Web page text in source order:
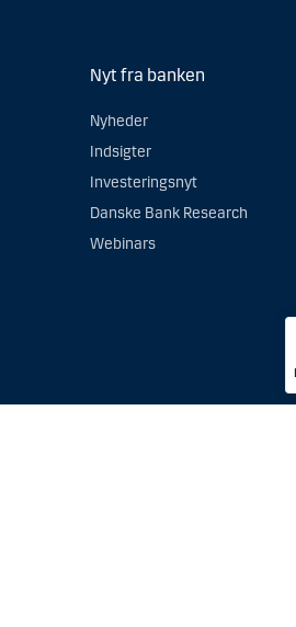
Nyt fra banken
Nyheder
Indsigter
Investeringsnyt
Danske Bank Research
Webinars